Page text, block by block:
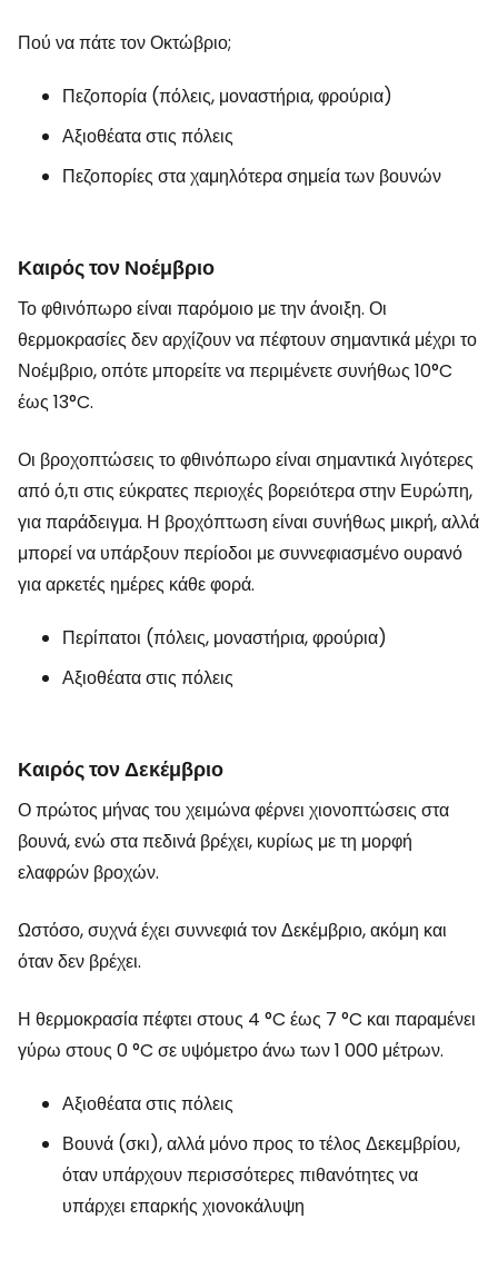
Πού να πάτε τον Οκτώβριο;
Πεζοπορία (πόλεις, μοναστήρια, φρούρια)
Αξιοθέατα στις πόλεις
Πεζοπορίες στα χαμηλότερα σημεία των βουνών
Καιρός τον Νοέμβριο
Το φθινόπωρο είναι παρόμοιο με την άνοιξη. Οι
θερμοκρασίες δεν αρχίζουν να πέφτουν σημαντικά μέχρι το
Νοέμβριο, οπότε μπορείτε να περιμένετε συνήθως 10°C
έως 13°C.
Οι βροχοπτώσεις το φθινόπωρο είναι σημαντικά λιγότερες
από ό,τι στις εύκρατες περιοχές βορειότερα στην Ευρώπη,
για παράδειγμα. Η βροχόπτωση είναι συνήθως μικρή, αλλά
μπορεί να υπάρξουν περίοδοι με συννεφιασμένο ουρανό
για αρκετές ημέρες κάθε φορά.
Περίπατοι (πόλεις, μοναστήρια, φρούρια)
Αξιοθέατα στις πόλεις
Καιρός τον Δεκέμβριο
Ο πρώτος μήνας του χειμώνα φέρνει χιονοπτώσεις στα
βουνά, ενώ στα πεδινά βρέχει, κυρίως με τη μορφή
ελαφρών βροχών.
Ωστόσο, συχνά έχει συννεφιά τον Δεκέμβριο, ακόμη και
όταν δεν βρέχει.
Η θερμοκρασία πέφτει στους 4 °C έως 7 °C και παραμένει
γύρω στους 0 °C σε υψόμετρο άνω των 1 000 μέτρων.
Αξιοθέατα στις πόλεις
Βουνά (σκι), αλλά μόνο προς το τέλος Δεκεμβρίου,
όταν υπάρχουν περισσότερες πιθανότητες να
υπάρχει επαρκής χιονοκάλυψη